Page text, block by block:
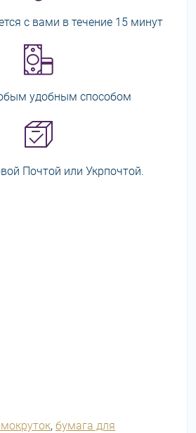
с вами в течение 15 минут
удобным способом
Почтой или Укрпочтой.
, бумага для